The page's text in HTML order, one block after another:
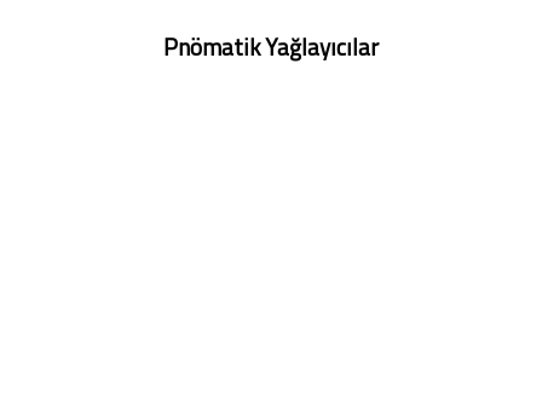
Pnömatik Yağlayıcılar